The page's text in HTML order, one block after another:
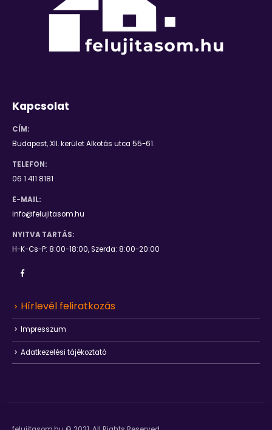
Kapcsolat
CÍM:
Budapest, XII. kerület Alkotás utca 55-61.
TELEFON:
06 1 411 8181
E-MAIL:
info@felujitasom.hu
NYITVA TARTÁS:
H-K-Cs-P: 8:00-18:00, Szerda: 8:00-20:00
Hírlevél feliratkozás
Impresszum
Adatkezelési tájékoztató